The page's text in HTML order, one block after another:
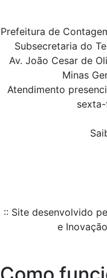
Prefeitura de
Subsecretaria do
Av. João Cesar de
Minas
Atendimento
:: Site desenvolvido
e